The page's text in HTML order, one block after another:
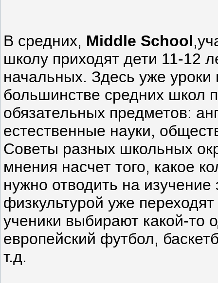
В средних, Middle School
школу приходят дети 11-12
начальных. Здесь уже уроки
большинстве средних школ
обязательных предметов:
естественные науки,
Советы разных школьных
мнения насчет того, какое
нужно отводить на
физкультурой уже
ученики выбирают какой-то
европейский футбол,
т.д.